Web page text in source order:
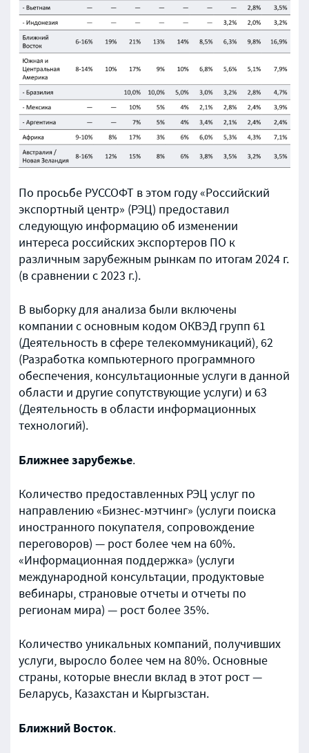
По просьбе РУССОФТ в этом году «Российский
экспортный центр» (РЭЦ) предоставил
следующую информацию об изменении
интереса российских экспортеров ПО к
различным зарубежным рынкам по итогам 2024 г.
(в сравнении с 2023 г.).
В выборку для анализа были включены
компании с основным кодом ОКВЭД групп 61
(Деятельность в сфере телекоммуникаций), 62
(Разработка компьютерного программного
обеспечения, консультационные услуги в данной
области и другие сопутствующие услуги) и 63
(Деятельность в области информационных
технологий).
Ближнее зарубежье.
Количество предоставленных РЭЦ услуг по
направлению «Бизнес-мэтчинг» (услуги поиска
иностранного покупателя, сопровождение
переговоров) — рост более чем на 60%.
«Информационная поддержка» (услуги
международной консультации, продуктовые
вебинары, страновые отчеты и отчеты по
регионам мира) — рост более 35%.
Количество уникальных компаний, получивших
услуги, выросло более чем на 80%. Основные
страны, которые внесли вклад в этот рост —
Беларусь, Казахстан и Кыргызстан.
Ближний Восток.